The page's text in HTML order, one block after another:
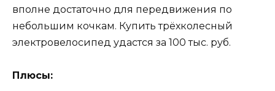
вполне достаточно для передвижения по
небольшим кочкам. Купить трёхколесный
электровелосипед удастся за 100 тыс. руб.
Плюсы: